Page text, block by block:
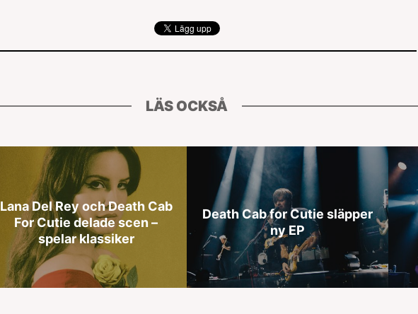
LÄS OCKSÅ
Lana Del Rey och Death Cab
For Cutie delade scen –
spelar klassiker
Death Cab for Cutie släpper
ny EP